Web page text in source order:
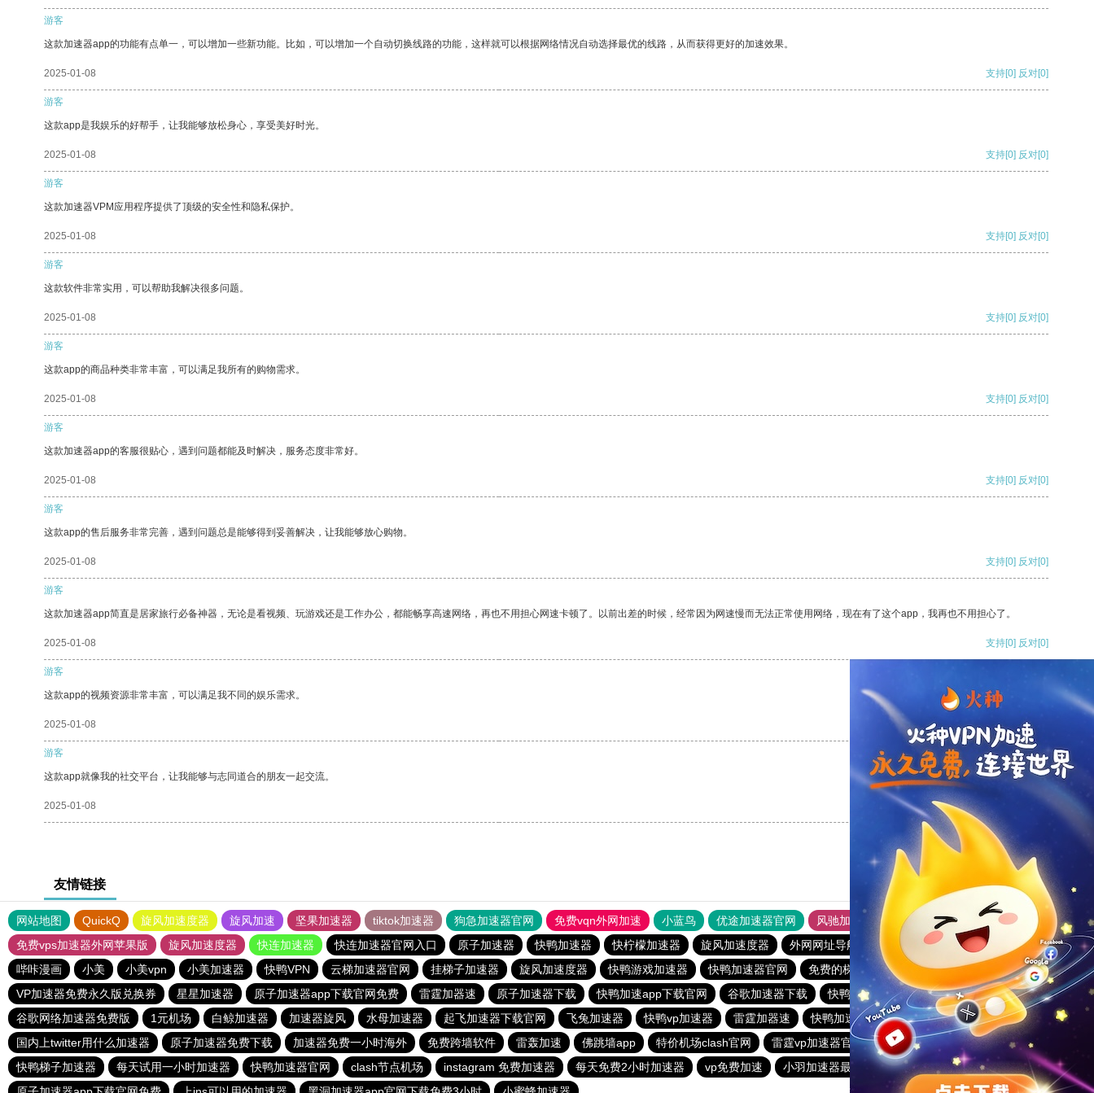
游客
这款加速器app的功能有点单一，可以增加一些新功能。比如，可以增加一个自动切换线路的功能，这样就可以根据网络情况自动选择最优的线路，从而获得更好的加速效果。
2025-01-08 支持[0] 反对[0]
游客
这款app是我娱乐的好帮手，让我能够放松身心，享受美好时光。
2025-01-08 支持[0] 反对[0]
游客
这款加速器VPM应用程序提供了顶级的安全性和隐私保护。
2025-01-08 支持[0] 反对[0]
游客
这款软件非常实用，可以帮助我解决很多问题。
2025-01-08 支持[0] 反对[0]
游客
这款app的商品种类非常丰富，可以满足我所有的购物需求。
2025-01-08 支持[0] 反对[0]
游客
这款加速器app的客服很贴心，遇到问题都能及时解决，服务态度非常好。
2025-01-08 支持[0] 反对[0]
游客
这款app的售后服务非常完善，遇到问题总是能够得到妥善解决，让我能够放心购物。
2025-01-08 支持[0] 反对[0]
游客
这款加速器app简直是居家旅行必备神器，无论是看视频、玩游戏还是工作办公，都能畅享高速网络，再也不用担心网速卡顿了。以前出差的时候，经常因为网速慢而无法正常使用网络，现在有了这个app，我再也不用担心了。
2025-01-08 支持[0] 反对[0]
游客
这款app的视频资源非常丰富，可以满足我不同的娱乐需求。
2025-01-08 支持 反对
游客
这款app就像我的社交平台，让我能够与志同道合的朋友一起交流。
2025-01-08 [0]
友情链接
网站地图 QuickQ 旋风加速度器 旋风加速 坚果加速器 tiktok加速器 狗急加速器官网 免费vqn外网加速 小蓝鸟 优途加速器官网 风驰加速器
旋风加速器
免费vps加速器外网苹果版
旋风加速度器 快连加速器 快连加速器官网入口 原子加速器 快鸭加速器 快柠檬加速器 旋风加速度器 外网网址导航 软件中心 雷霆加速
狂飙加速器
哔咔漫画
小美 小美vpn 小美加速器 快鸭VPN 云梯加速器官网 挂梯子加速器 旋风加速度器 快鸭游戏加速器 快鸭加速器官网 免费的梯子加速器推荐
xf10.im加速器
VP加速器免费永久版兑换券
星星加速器 原子加速器app下载官网免费 雷霆加器速 原子加速器下载 快鸭加速app下载官网 谷歌加速器下载
快鸭加速器app下载免费
谷歌网络加速器免费版
1元机场 白鲸加速器 加速器旋风 水母加速器 起飞加速器下载官网 飞兔加速器 快鸭vp加速器 雷霆加器速
快鸭加速器官网下载安卓
国内上twitter用什么加速器
原子加速器免费下载 加速器免费一小时海外 免费跨墙软件 雷轰加速 佛跳墙app 特价机场clash官网 雷霆vp加速器官网 海鸥加速度
老王加速npv下载官网
快鸭梯子加速器
每天试用一小时加速器 快鸭加速器官网 clash节点机场 instagram 免费加速器 每天免费2小时加速器 vp免费加速 小羽加速器最新下载
飞讯加速器官网